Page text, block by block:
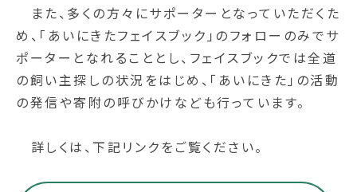
また、多くの方々にサポーターとなっていただくた
め、「あいにきたフェイスブック」のフォローのみでサ
ポーターとなれることとし、フェイスブックでは全道
の飼い主探しの状況をはじめ、「あいにきた」の活動
の発信や寄附の呼びかけなども行っています。
詳しくは、下記リンクをご覧ください。